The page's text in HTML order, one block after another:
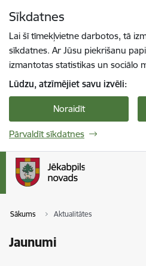
Sīkdatnes
Lai šī tīmekļvietne darbotos, tā
sīkdatnes. Ar Jūsu piekrišanu
izmantotas statistikas un sociālo
Lūdzu, atzīmējiet savu izvēli:
Noraidīt
Pārvaldīt sīkdatnes
Sākums Aktualitātes
Jaunumi